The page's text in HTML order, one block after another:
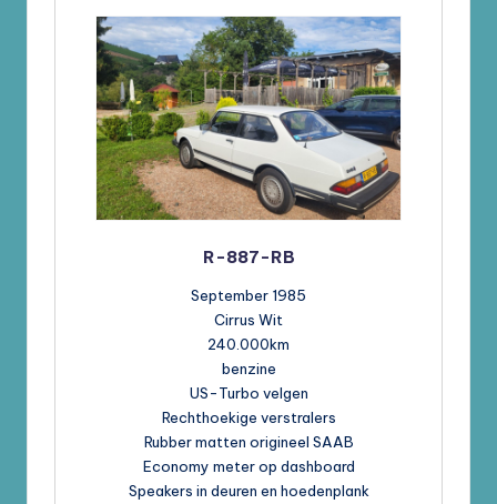
R-887-RB
September 1985
Cirrus Wit
240.000km
benzine
US-Turbo velgen
Rechthoekige verstralers
Rubber matten origineel SAAB
Economy meter op dashboard
Speakers in deuren en hoedenplank